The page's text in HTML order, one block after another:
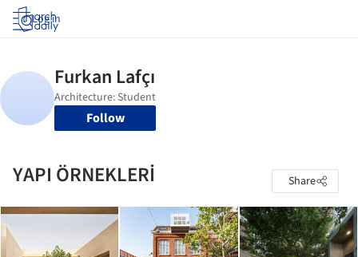
Log in
Follow
YAPI ÖRNEKLERİ Share